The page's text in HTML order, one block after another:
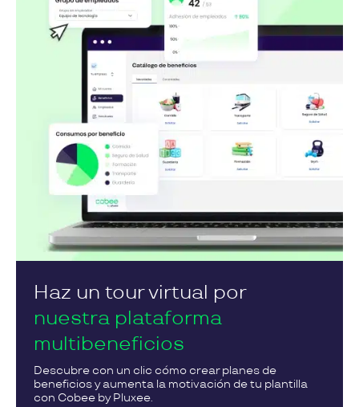
Haz un tour virtual por
nuestra plataforma
multibeneficios
Descubre con un clic cómo crear planes de
beneficios y aumenta la motivación de tu plantilla
con Cobee by Pluxee.